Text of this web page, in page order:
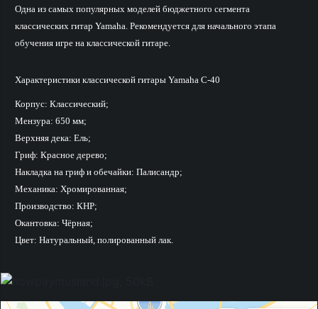
Одна из самых популярных моделей бюджетного сегмента
классических гитар Yamaha. Рекомендуется для начального этапа
обучения игре на классической гитаре.
Характеристики классической гитары Yamaha C-40
Корпус: Классический;
Мензура: 650 мм;
Верхняя дека: Ель;
Гриф: Красное дерево;
Накладка на гриф и обечайки: Палисандр;
Механика: Хромированная;
Производство: КНР;
Окантовка: Чёрная;
Цвет: Натуральный, полированный лак.